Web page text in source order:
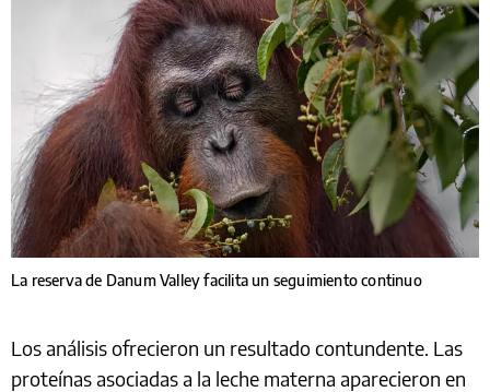
La reserva de Danum Valley facilita un seguimiento continuo
Los análisis ofrecieron un resultado contundente. Las
proteínas asociadas a la leche materna aparecieron en